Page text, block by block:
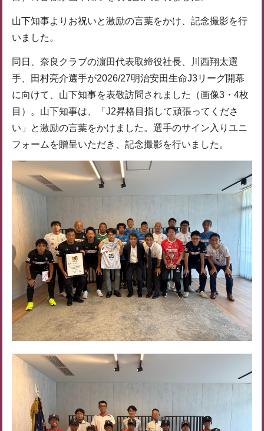
山下知事よりお祝いと激励の言葉をかけ、記念撮影を行
いました。
同日、奈良クラブの濵田代表取締役社長、川西翔太選
手、田村亮介選手が2026/27明治安田生命J3リーグ開幕
に向けて、山下知事を表敬訪問されました（画像3・4枚
目）。山下知事は、「J2昇格目指して頑張ってくださ
い」と激励の言葉をかけました。選手のサイン入りユニ
フォームを贈呈いただき、記念撮影を行いました。